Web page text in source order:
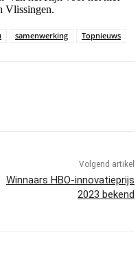
Vlissingen.
samenwerking Topnieuws
Volgend artikel
Winnaars HBO-innovatieprijs
2023 bekend